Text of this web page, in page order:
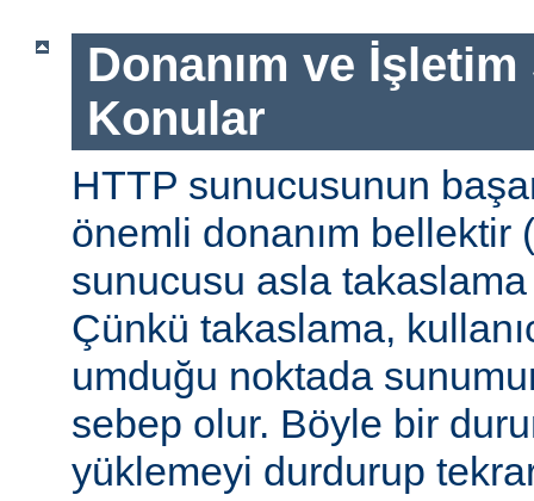
Donanım ve
Konular
HTTP sunucusunun
önemli donanım bellektir
sunucusu asla takaslama
Çünkü takaslama,
umduğu noktada
sebep olur. Böyle bir
yüklemeyi durdurup